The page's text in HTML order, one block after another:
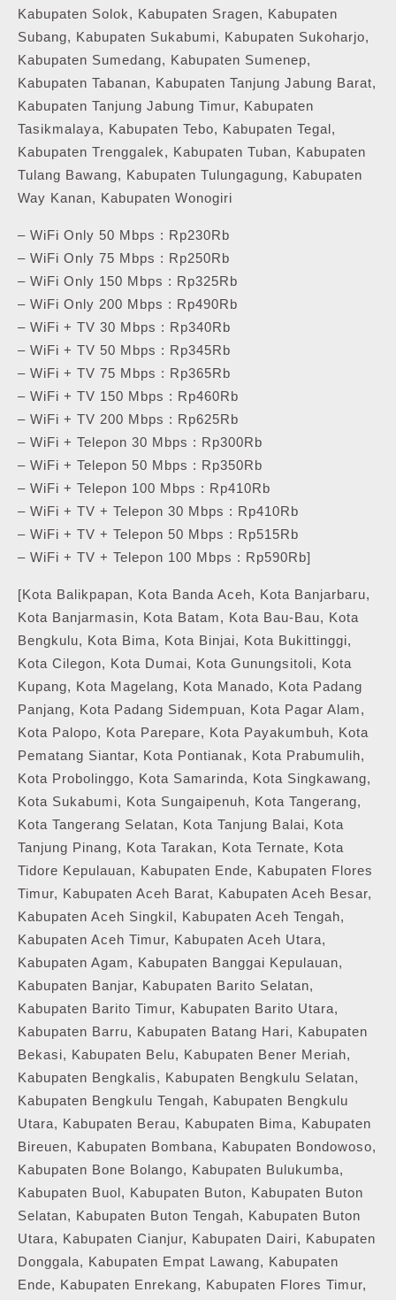
Kabupaten Solok, Kabupaten Sragen, Kabupaten
Subang, Kabupaten Sukabumi, Kabupaten Sukoharjo,
Kabupaten Sumedang, Kabupaten Sumenep,
Kabupaten Tabanan, Kabupaten Tanjung Jabung Barat,
Kabupaten Tanjung Jabung Timur, Kabupaten
Tasikmalaya, Kabupaten Tebo, Kabupaten Tegal,
Kabupaten Trenggalek, Kabupaten Tuban, Kabupaten
Tulang Bawang, Kabupaten Tulungagung, Kabupaten
Way Kanan, Kabupaten Wonogiri
– WiFi Only 50 Mbps : Rp230Rb
– WiFi Only 75 Mbps : Rp250Rb
– WiFi Only 150 Mbps : Rp325Rb
– WiFi Only 200 Mbps : Rp490Rb
– WiFi + TV 30 Mbps : Rp340Rb
– WiFi + TV 50 Mbps : Rp345Rb
– WiFi + TV 75 Mbps : Rp365Rb
– WiFi + TV 150 Mbps : Rp460Rb
– WiFi + TV 200 Mbps : Rp625Rb
– WiFi + Telepon 30 Mbps : Rp300Rb
– WiFi + Telepon 50 Mbps : Rp350Rb
– WiFi + Telepon 100 Mbps : Rp410Rb
– WiFi + TV + Telepon 30 Mbps : Rp410Rb
– WiFi + TV + Telepon 50 Mbps : Rp515Rb
– WiFi + TV + Telepon 100 Mbps : Rp590Rb]
[Kota Balikpapan, Kota Banda Aceh, Kota Banjarbaru,
Kota Banjarmasin, Kota Batam, Kota Bau-Bau, Kota
Bengkulu, Kota Bima, Kota Binjai, Kota Bukittinggi,
Kota Cilegon, Kota Dumai, Kota Gunungsitoli, Kota
Kupang, Kota Magelang, Kota Manado, Kota Padang
Panjang, Kota Padang Sidempuan, Kota Pagar Alam,
Kota Palopo, Kota Parepare, Kota Payakumbuh, Kota
Pematang Siantar, Kota Pontianak, Kota Prabumulih,
Kota Probolinggo, Kota Samarinda, Kota Singkawang,
Kota Sukabumi, Kota Sungaipenuh, Kota Tangerang,
Kota Tangerang Selatan, Kota Tanjung Balai, Kota
Tanjung Pinang, Kota Tarakan, Kota Ternate, Kota
Tidore Kepulauan, Kabupaten Ende, Kabupaten Flores
Timur, Kabupaten Aceh Barat, Kabupaten Aceh Besar,
Kabupaten Aceh Singkil, Kabupaten Aceh Tengah,
Kabupaten Aceh Timur, Kabupaten Aceh Utara,
Kabupaten Agam, Kabupaten Banggai Kepulauan,
Kabupaten Banjar, Kabupaten Barito Selatan,
Kabupaten Barito Timur, Kabupaten Barito Utara,
Kabupaten Barru, Kabupaten Batang Hari, Kabupaten
Bekasi, Kabupaten Belu, Kabupaten Bener Meriah,
Kabupaten Bengkalis, Kabupaten Bengkulu Selatan,
Kabupaten Bengkulu Tengah, Kabupaten Bengkulu
Utara, Kabupaten Berau, Kabupaten Bima, Kabupaten
Bireuen, Kabupaten Bombana, Kabupaten Bondowoso,
Kabupaten Bone Bolango, Kabupaten Bulukumba,
Kabupaten Buol, Kabupaten Buton, Kabupaten Buton
Selatan, Kabupaten Buton Tengah, Kabupaten Buton
Utara, Kabupaten Cianjur, Kabupaten Dairi, Kabupaten
Donggala, Kabupaten Empat Lawang, Kabupaten
Ende, Kabupaten Enrekang, Kabupaten Flores Timur,